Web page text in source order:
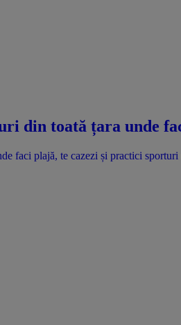
din toată țara unde